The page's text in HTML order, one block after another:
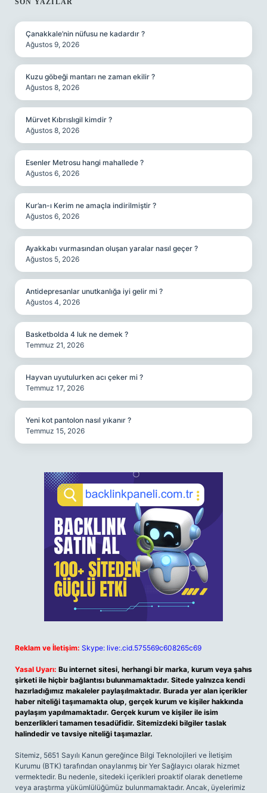
SIDEBAR
SON YAZILAR
Çanakkale’nin nüfusu ne kadardır ?
Ağustos 9, 2026
Kuzu göbeği mantarı ne zaman ekilir ?
Ağustos 8, 2026
Mürvet Kıbrıslıgil kimdir ?
Ağustos 8, 2026
Esenler Metrosu hangi mahallede ?
Ağustos 6, 2026
Kur’an-ı Kerim ne amaçla indirilmiştir ?
Ağustos 6, 2026
Ayakkabı vurmasından oluşan yaralar nasıl geçer ?
Ağustos 5, 2026
Antidepresanlar unutkanlığa iyi gelir mi ?
Ağustos 4, 2026
Basketbolda 4 luk ne demek ?
Temmuz 21, 2026
Hayvan uyutulurken acı çeker mi ?
Temmuz 17, 2026
Yeni kot pantolon nasıl yıkanır ?
Temmuz 15, 2026
Reklam ve İletişim: Skype: live:.cid.575569c608265c69
Yasal Uyarı: Bu internet sitesi, herhangi bir marka, kurum veya şahıs
şirketi ile hiçbir bağlantısı bulunmamaktadır. Sitede yalnızca kendi
hazırladığımız makaleler paylaşılmaktadır. Burada yer alan içerikler
haber niteliği taşımamakta olup, gerçek kurum ve kişiler hakkında
paylaşım yapılmamaktadır. Gerçek kurum ve kişiler ile isim
benzerlikleri tamamen tesadüfidir. Sitemizdeki bilgiler taslak
halindedir ve tavsiye niteliği taşımazlar.
Sitemiz, 5651 Sayılı Kanun gereğince Bilgi Teknolojileri ve İletişim
Kurumu (BTK) tarafından onaylanmış bir Yer Sağlayıcı olarak hizmet
vermektedir. Bu nedenle, sitedeki içerikleri proaktif olarak denetleme
veya araştırma yükümlülüğümüz bulunmamaktadır. Ancak, üyelerimiz